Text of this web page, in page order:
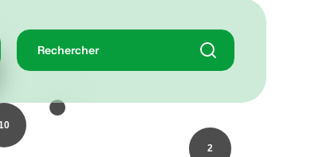
2
Rechercher